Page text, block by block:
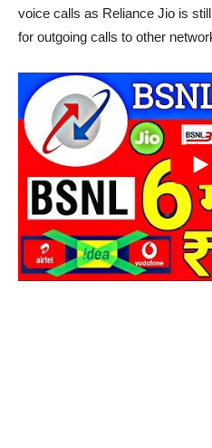
voice calls as Reliance Jio is
for outgoing calls to other